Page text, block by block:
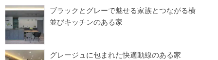
ブラックとグレーで魅せる家族とつながる横
並びキッチンのある家
グレージュに包まれた快適動線のある家